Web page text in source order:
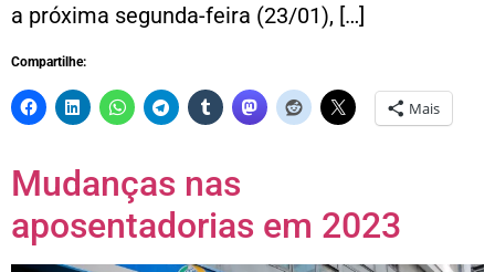
a próxima segunda-feira (23/01), […]
Compartilhe:
Mais
Mudanças nas
aposentadorias em 2023